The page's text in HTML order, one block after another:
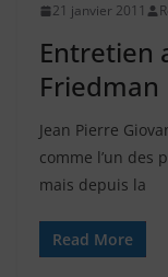
21 janvier 2011
Entretien
Friedman
Jean Pierre
comme l’un des
mais depuis la
Read More